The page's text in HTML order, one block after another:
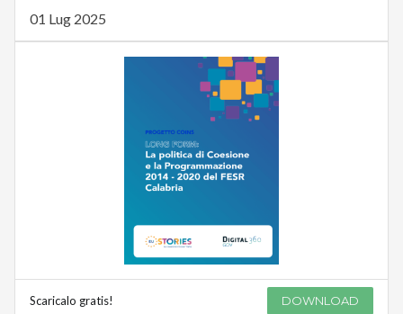
01 Lug 2025
Scaricalo gratis! DOWNLOAD